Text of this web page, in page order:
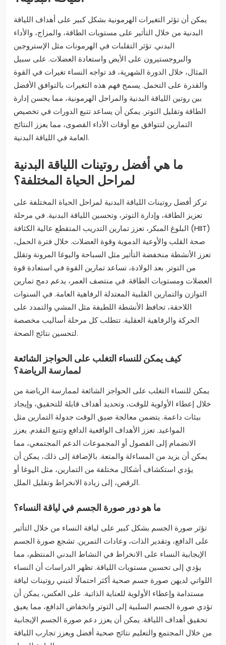
يمكن أن تؤثر التغيرات الهرمونية بشكل كبير على أهداف اللياقة
البدنية من خلال التأثير على مستويات الطاقة، والمزاج، والأداء
البدني. تؤثر التقلبات في الهرمونات مثل الإستروجين
والبروجستيرون على الأيض واستعادة العضلات. على سبيل
المثال، خلال الدورة الشهرية، قد تواجه النساء تغيرات في القوة
والقدرة على التحمل. يسمح فهم هذه التغيرات بالتوافق الأفضل
بين روتين اللياقة البدنية والمراحل الهرمونية، مما يحسن إدارة
الطاقة وتقليل التوتر. يمكن أن يساعد تتبع الدورات في تخصيص
التمارين لتتوافق مع أوقات الأداء القصوى، مما يعزز النتائج
العامة في اللياقة البدنية.
ما هي أفضل روتينات اللياقة البدنية
لمراحل الحياة المختلفة؟
تركز أفضل روتينات اللياقة البدنية لمراحل الحياة المختلفة على
تعزيز الطاقة، وإدارة التوتر، وتحسين اللياقة البدنية. في مرحلة
البلوغ المبكر، تعزز تمارين التدريب المتقطع عالية الكثافة (HIIT)
صحة القلب والأوعية الدموية وقوة العضلات. خلال فترة الحمل،
تعزز الأنشطة منخفضة التأثير مثل السباحة واليوغا المرونة وتقلل
من التوتر. بعد الولادة، تساعد تمارين القوة في استعادة قوة
العضلات ومستويات الطاقة. في منتصف العمر، يدعم دمج تمارين
التوازن والتمارين القلبية المعتدلة الرفاهية العامة. في السنوات
اللاحقة، تحافظ الأنشطة اللطيفة مثل المشي والتمدد على
الحركة والرفاهية العقلية. تتطلب كل مرحلة أساليب مخصصة
لتحسين نتائج الصحة.
كيف يمكن للنساء التغلب على الحواجز الشائعة
لممارسة الرياضة؟
يمكن للنساء التغلب على الحواجز الشائعة لممارسة الرياضة من
خلال إعطاء الأولوية للوقت، وتحديد أهداف قابلة للتحقيق، وإيجاد
بيئات داعمة. يتضمن معالجة ضيق الوقت جدولة التمارين مثل
المواعيد. تعزز الأهداف الواقعية الدافع وتتبع التقدم. يعزز
الانضمام إلى الفصول أو المجموعات الدعم المجتمعي، مما
يمكن أن يزيد من المساءلة والمتعة. بالإضافة إلى ذلك، يمكن أن
يؤدي استكشاف أشكال مختلفة من التمارين، مثل اليوغا أو
الرقص، إلى زيادة الانخراط وتقليل الملل.
ما هو دور صورة الجسم في لياقة النساء؟
تؤثر صورة الجسم بشكل كبير على لياقة النساء من خلال التأثير
على الدافع، وتقدير الذات، وعادات التمرين. تشجع صورة الجسم
الإيجابية النساء على الانخراط في النشاط البدني المنتظم، مما
يؤدي إلى تحسين مستويات اللياقة. تظهر الدراسات أن النساء
اللواتي لديهن صورة جسم صحية أكثر احتمالًا لتبني روتينات لياقة
مستدامة وإعطاء الأولوية للعناية الذاتية. على العكس، يمكن أن
تؤدي صورة الجسم السلبية إلى التوتر وانخفاض الدافع، مما يعيق
تحقيق أهداف اللياقة. يمكن أن يعزز دعم صورة الجسم الإيجابية
من خلال المجتمع والتعليم نتائج صحية أفضل ويعزز تجارب اللياقة